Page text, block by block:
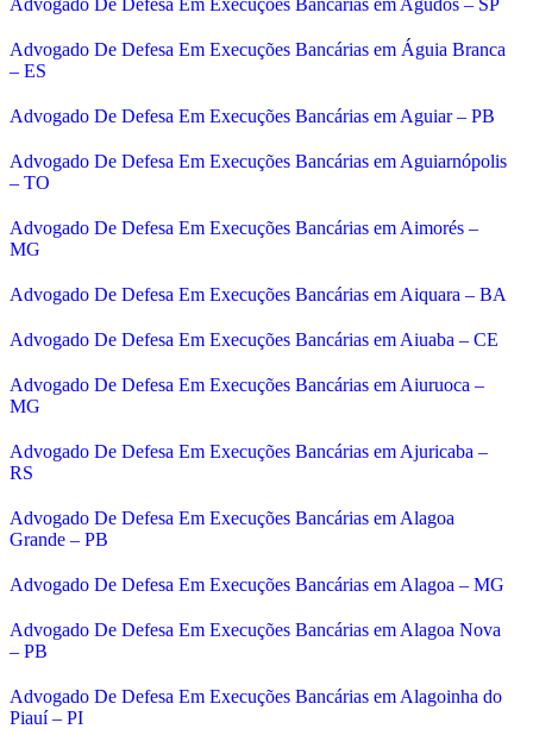
Advogado De Defesa Em Execuções Bancárias em Águia Branca
– ES
Advogado De Defesa Em Execuções Bancárias em Aguiar – PB
Advogado De Defesa Em Execuções Bancárias em Aguiarnópolis
– TO
Advogado De Defesa Em Execuções Bancárias em Aimorés –
MG
Advogado De Defesa Em Execuções Bancárias em Aiquara – BA
Advogado De Defesa Em Execuções Bancárias em Aiuaba – CE
Advogado De Defesa Em Execuções Bancárias em Aiuruoca –
MG
Advogado De Defesa Em Execuções Bancárias em Ajuricaba –
RS
Advogado De Defesa Em Execuções Bancárias em Alagoa
Grande – PB
Advogado De Defesa Em Execuções Bancárias em Alagoa – MG
Advogado De Defesa Em Execuções Bancárias em Alagoa Nova
– PB
Advogado De Defesa Em Execuções Bancárias em Alagoinha do
Piauí – PI